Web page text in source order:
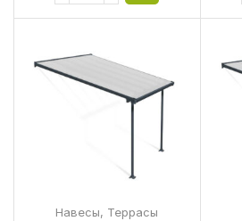
Навесы, Террасы